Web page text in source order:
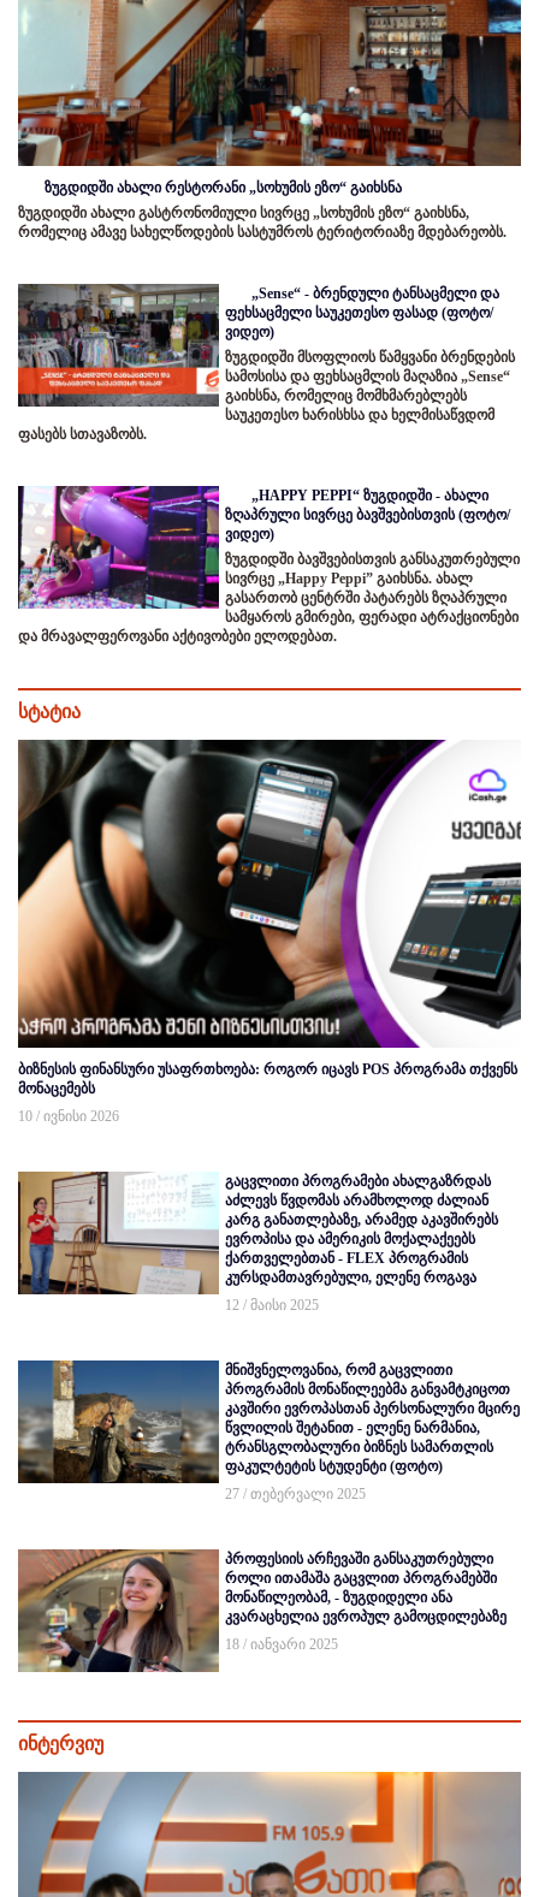
ზუგდიდში ახალი რესტორანი „სოხუმის ეზო“ გაიხსნა
ზუგდიდში ახალი გასტრონომიული სივრცე „სოხუმის ეზო“ გაიხსნა,
რომელიც ამავე სახელწოდების სასტუმროს ტერიტორიაზე მდებარეობს.
„Sense“ - ბრენდული ტანსაცმელი და
ფეხსაცმელი საუკეთესო ფასად (ფოტო/
ვიდეო)
ზუგდიდში მსოფლიოს წამყვანი ბრენდების
სამოსისა და ფეხსაცმლის მაღაზია „Sense“
გაიხსნა, რომელიც მომხმარებლებს
საუკეთესო ხარისხსა და ხელმისაწვდომ
ფასებს სთავაზობს.
„HAPPY PEPPI“ ზუგდიდში - ახალი
ზღაპრული სივრცე ბავშვებისთვის (ფოტო/
ვიდეო)
ზუგდიდში ბავშვებისთვის განსაკუთრებული
სივრცე „Happy Peppi” გაიხსნა. ახალ
გასართობ ცენტრში პატარებს ზღაპრული
სამყაროს გმირები, ფერადი ატრაქციონები
და მრავალფეროვანი აქტივობები ელოდებათ.
სტატია
ბიზნესის ფინანსური უსაფრთხოება: როგორ იცავს POS პროგრამა თქვენს
მონაცემებს
10 / ივნისი 2026
გაცვლითი პროგრამები ახალგაზრდას
აძლევს წვდომას არამხოლოდ ძალიან
კარგ განათლებაზე, არამედ აკავშირებს
ევროპისა და ამერიკის მოქალაქეებს
ქართველებთან - FLEX პროგრამის
კურსდამთავრებული, ელენე როგავა
12 / მაისი 2025
მნიშვნელოვანია, რომ გაცვლითი
პროგრამის მონაწილეებმა განვამტკიცოთ
კავშირი ევროპასთან პერსონალური მცირე
წვლილის შეტანით - ელენე ნარმანია,
ტრანსგლობალური ბიზნეს სამართლის
ფაკულტეტის სტუდენტი (ფოტო)
27 / თებერვალი 2025
პროფესიის არჩევაში განსაკუთრებული
როლი ითამაშა გაცვლით პროგრამებში
მონაწილეობამ, - ზუგდიდელი ანა
კვარაცხელია ევროპულ გამოცდილებაზე
18 / იანვარი 2025
ინტერვიუ